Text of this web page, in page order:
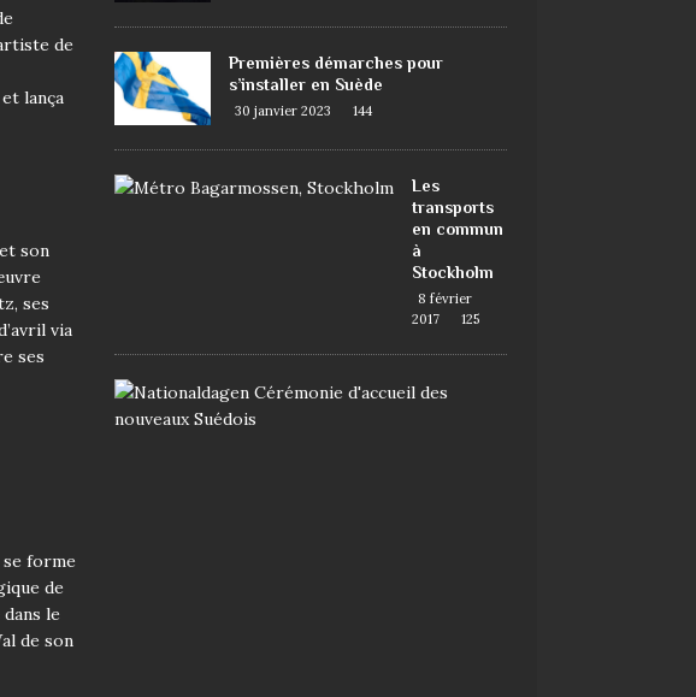
de
lança
son
ses
via
ses
se forme
de
le
de son
Premières démarches pour
s’installer en Suède
30 janvier 2023 144
Les
transports
en commun
à
Stockholm
8 février
2017
125